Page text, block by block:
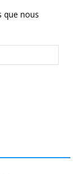
que nous